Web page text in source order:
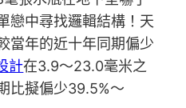
戀中尋找邏輯結構！天
當年的近十年同期偏少
計在3.9～23.0毫米之
比擬偏少39.5%～